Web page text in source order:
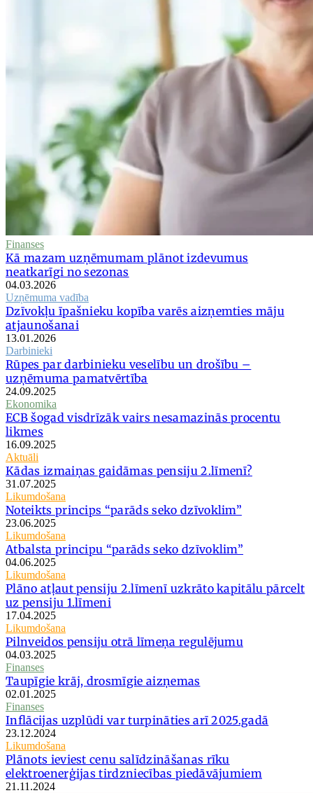
Finanses
Kā mazam uzņēmumam plānot izdevumus
neatkarīgi no sezonas
04.03.2026
Uzņēmuma vadība
Dzīvokļu īpašnieku kopība varēs aizņemties māju
atjaunošanai
13.01.2026
Darbinieki
Rūpes par darbinieku veselību un drošību –
uzņēmuma pamatvērtība
24.09.2025
Ekonomika
ECB šogad visdrīzāk vairs nesamazinās procentu
likmes
16.09.2025
Aktuāli
Kādas izmaiņas gaidāmas pensiju 2.līmenī?
31.07.2025
Likumdošana
Noteikts princips “parāds seko dzīvoklim”
23.06.2025
Likumdošana
Atbalsta principu “parāds seko dzīvoklim”
04.06.2025
Likumdošana
Plāno atļaut pensiju 2.līmenī uzkrāto kapitālu pārcelt
uz pensiju 1.līmeni
17.04.2025
Likumdošana
Pilnveidos pensiju otrā līmeņa regulējumu
04.03.2025
Finanses
Taupīgie krāj, drosmīgie aizņemas
02.01.2025
Finanses
Inflācijas uzplūdi var turpināties arī 2025.gadā
23.12.2024
Likumdošana
Plānots ieviest cenu salīdzināšanas rīku
elektroenerģijas tirdzniecības piedāvājumiem
21.11.2024